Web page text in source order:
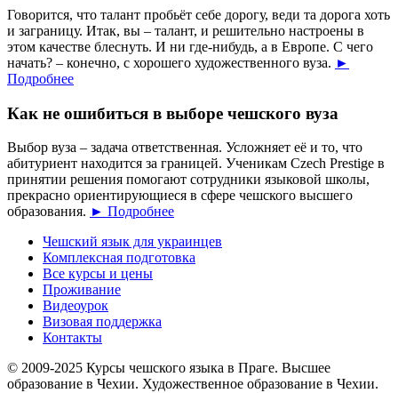
Говорится, что талант пробьёт себе дорогу, веди та дорога хоть
и заграницу. Итак, вы – талант, и решительно настроены в
этом качестве блеснуть. И ни где-нибудь, а в Европе. С чего
начать? – конечно, с хорошего художественного вуза. ►
Подробнее
Как не ошибиться в выборе чешского вуза
Выбор вуза – задача ответственная. Усложняет её и то, что
абитуриент находится за границей. Ученикам Czech Prestige в
принятии решения помогают сотрудники языковой школы,
прекрасно ориентирующиеся в сфере чешского высшего
образования. ► Подробнее
Чешский язык для украинцев
Комплексная подготовка
Все курсы и цены
Проживание
Видеоурок
Визовая поддержка
Контакты
© 2009-2025 Курсы чешского языка в Праге. Высшее
образование в Чехии. Художественное образование в Чехии.